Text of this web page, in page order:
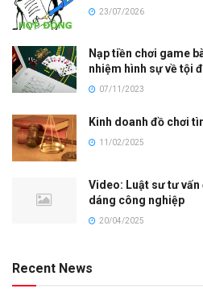
23/07/2026
Nạp tiền chơi game
nhiệm hình sự về tội
07/11/2023
Kinh doanh đồ chơi
11/02/2025
Video: Luật sư tư vấn
dáng công nghiệp
20/04/2025
Recent News